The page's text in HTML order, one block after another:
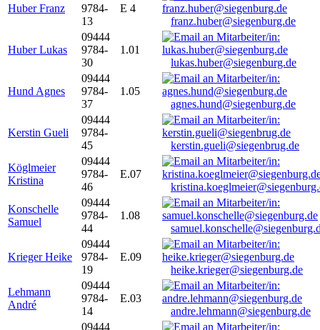
Huber Franz
9784-
13
E 4
franz.huber@siegenburg.de
Huber Lukas
09444
9784-
30
1.01
lukas.huber@siegenburg.de
Hund Agnes
09444
9784-
37
1.05
agnes.hund@siegenburg.de
Kerstin Gueli
09444
9784-
45
kerstin.gueli@siegenbrug.de
Köglmeier
Kristina
09444
9784-
46
E.07
Konschelle
Samuel
09444
9784-
44
1.08
Krieger Heike
09444
9784-
19
E.09
heike.krieger@siegenburg.de
Lehmann
André
09444
9784-
14
E.03
andre.lehmann@siegenburg.de
09444